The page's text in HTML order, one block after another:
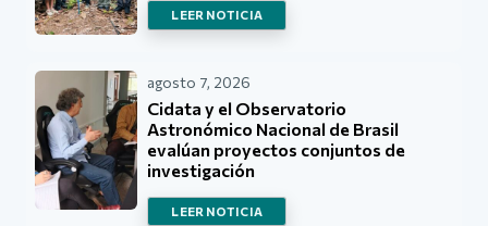
LEER NOTICIA
agosto 7, 2026
Cidata y el Observatorio
Astronómico Nacional de Brasil
evalúan proyectos conjuntos de
investigación
LEER NOTICIA